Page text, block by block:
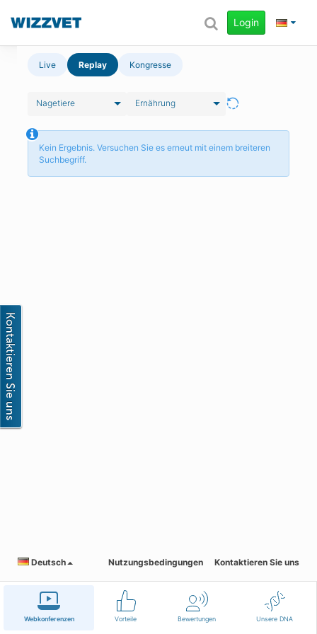
Webkonferenzen Vorteile Bewertungen Unsere DNA
Login
Live Replay Kongresse
Nagetiere Ernährung
Kein Ergebnis. Versuchen Sie es erneut mit einem breiteren
Suchbegriff.
Deutsch Nutzungsbedingungen Kontaktieren Sie uns